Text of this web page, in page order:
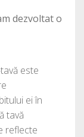
dezvoltat o
este
ei în
tavă
reflecte